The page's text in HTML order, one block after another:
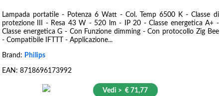
Lampada portatile - Potenza 6 Watt - Col. Temp 6500 K - Classe di
protezione III - Resa 43 W - 520 lm - IP 20 - Classe energetica A+ -
Classe energetica G - Con Funzione dimming - Con protocollo Zig Bee
- Compatibile IFTTT - Applicazione...
Brand: Philips
EAN: 8718696173992
Vedi > € 71,77